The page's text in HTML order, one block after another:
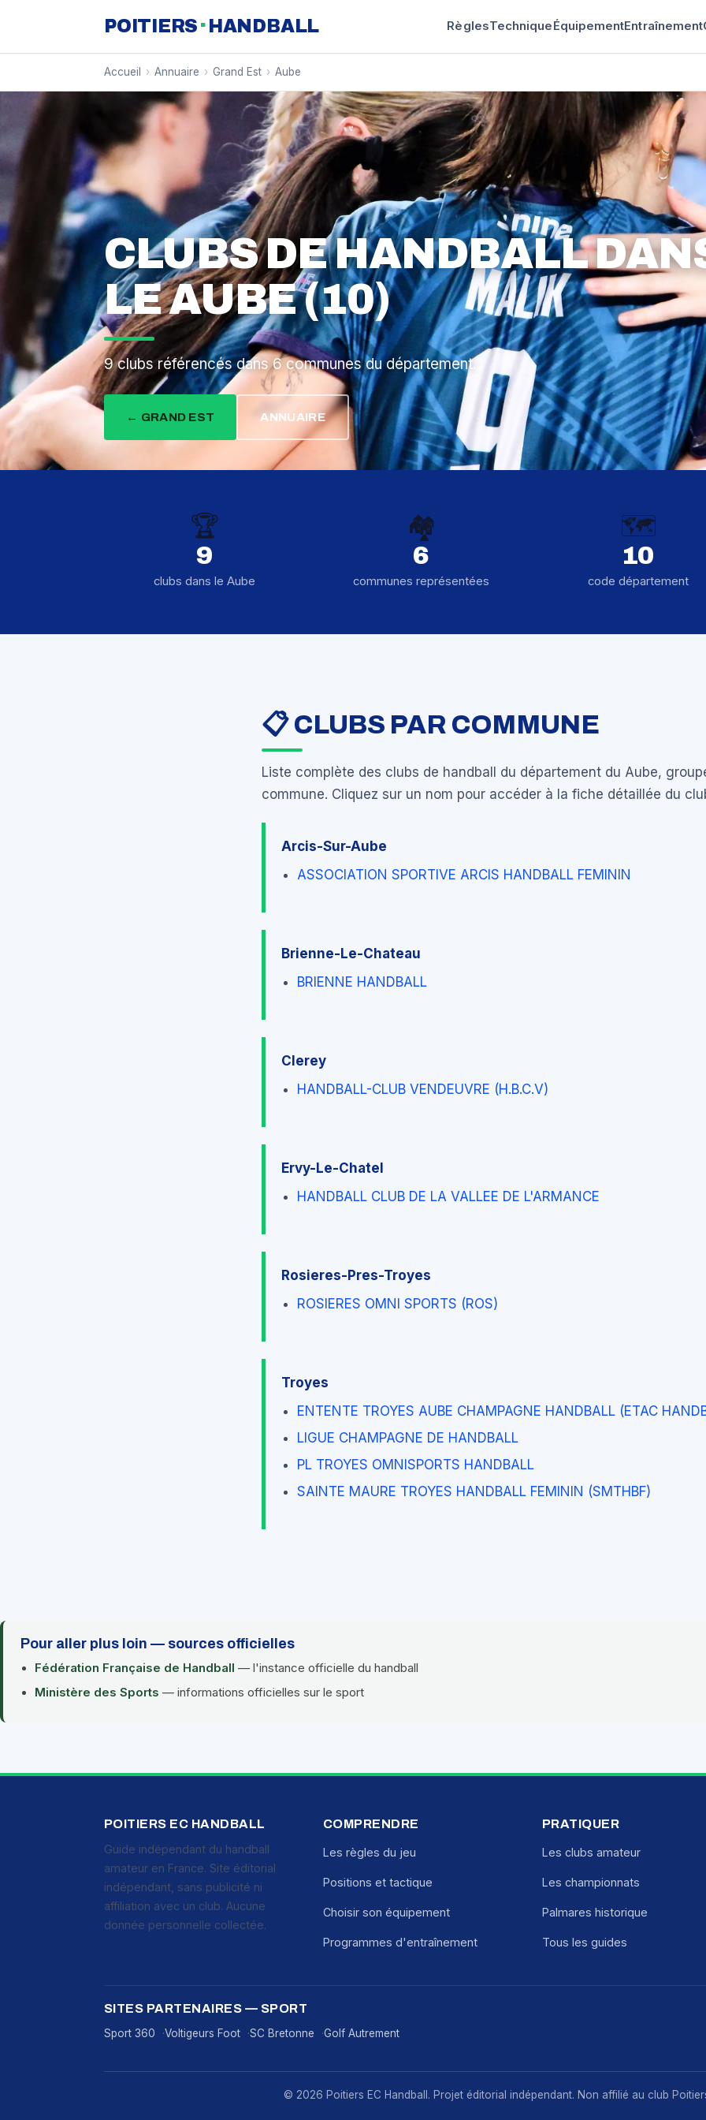
POITIERS · HANDBALL RèglesTechniqueÉquipementEntraînement
Accueil › Annuaire › Grand Est › Aube
CLUBS DE HANDBALL
LE AUBE (10)
9 clubs référencés dans 6 communes du département.
← GRAND EST ANNUAIRE
🏆
9
clubs dans le Aube
🏘️
6
communes représentées
🗺️
10
code département
📋 CLUBS PAR COMMUNE
Liste complète des clubs de handball du département du Aube,
commune. Cliquez sur un nom pour accéder à la fiche détaillée du
Arcis-Sur-Aube
ASSOCIATION SPORTIVE ARCIS HANDBALL FEMININ
Brienne-Le-Chateau
BRIENNE HANDBALL
Clerey
HANDBALL-CLUB VENDEUVRE (H.B.C.V)
Ervy-Le-Chatel
HANDBALL CLUB DE LA VALLEE DE L'ARMANCE
Rosieres-Pres-Troyes
ROSIERES OMNI SPORTS (ROS)
Troyes
ENTENTE TROYES AUBE CHAMPAGNE HANDBALL (ETAC
LIGUE CHAMPAGNE DE HANDBALL
PL TROYES OMNISPORTS HANDBALL
SAINTE MAURE TROYES HANDBALL FEMININ (SMTHBF)
Pour aller plus loin — sources officielles
Fédération Française de Handball — l'instance officielle du handball
Ministère des Sports — informations officielles sur le sport
POITIERS EC HANDBALL
Guide indépendant du handball
amateur en France. Site éditorial
indépendant, sans publicité ni
affiliation avec un club. Aucune
donnée personnelle collectée.
COMPRENDRE
Les règles du jeu
Positions et tactique
Choisir son équipement
Programmes d'entraînement
PRATIQUER
Les clubs amateur
Les championnats
Palmares historique
Tous les guides
SITES PARTENAIRES — SPORT
Sport 360 Voltigeurs Foot SC Bretonne Golf Autrement
© 2026 Poitiers EC Handball. Projet éditorial indépendant. Non affilié au club